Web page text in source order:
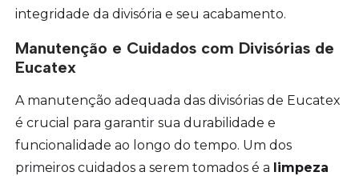
integridade da divisória e seu acabamento.
Manutenção e Cuidados com Divisórias de
Eucatex
A manutenção adequada das divisórias de Eucatex
é crucial para garantir sua durabilidade e
funcionalidade ao longo do tempo. Um dos
primeiros cuidados a serem tomados é a limpeza